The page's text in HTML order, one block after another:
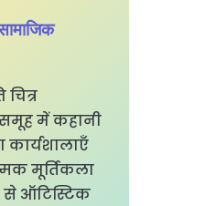
चित्र
में कहानी
कार्यशालाएँ
मूर्तिकला
से ऑटिस्टिक